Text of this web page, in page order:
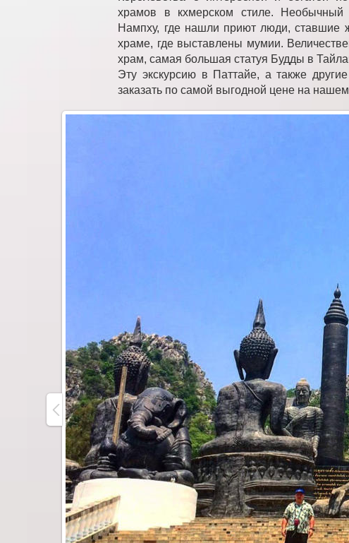
храмов в кхмерском стиле.
Нампху, где нашли приют люди, ставшие
храме, где выставлены мумии.
храм, самая большая статуя Будды в
Эту экскурсию в Паттайе, а также
заказать по самой выгодной цене на